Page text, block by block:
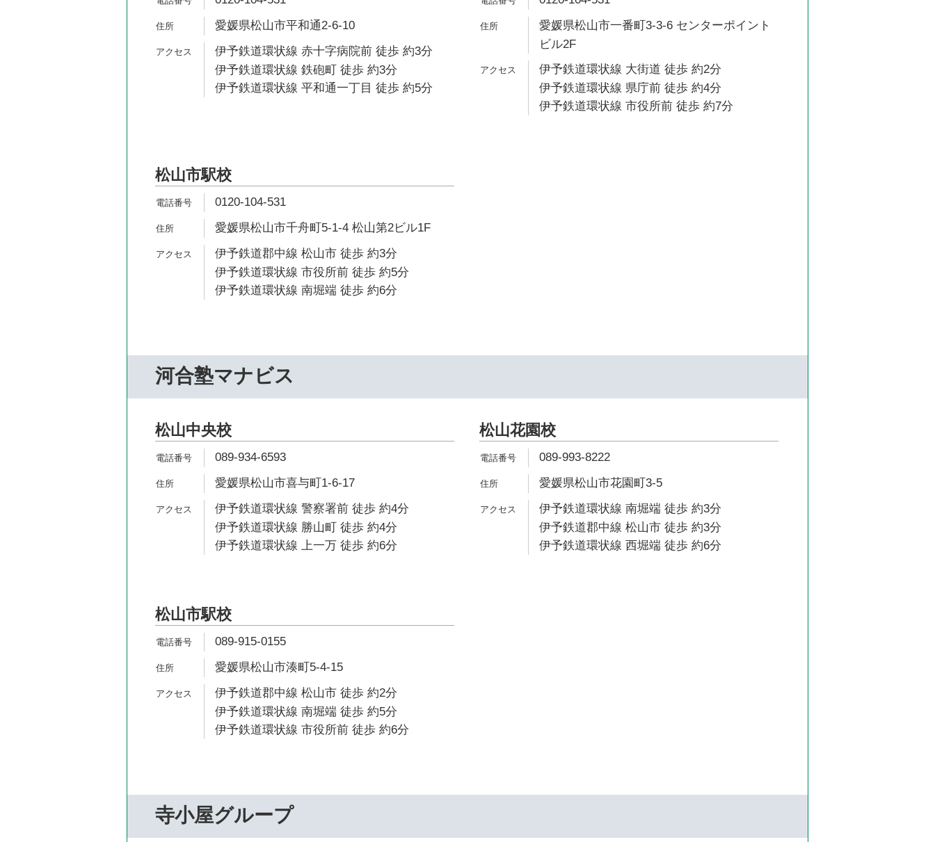
愛媛県松山市平和通2-6-10
伊予鉄道環状線 赤十字病院前 徒歩 約3分
伊予鉄道環状線 鉄砲町 徒歩 約3分
伊予鉄道環状線 平和通一丁目 徒歩 約5分
愛媛県松山市一番町3-3-6 センターポイント
ビル2F
伊予鉄道環状線 大街道 徒歩 約2分
伊予鉄道環状線 県庁前 徒歩 約4分
伊予鉄道環状線 市役所前 徒歩 約7分
松山市駅校
0120-104-531
愛媛県松山市千舟町5-1-4 松山第2ビル1F
伊予鉄道郡中線 松山市 徒歩 約3分
伊予鉄道環状線 市役所前 徒歩 約5分
伊予鉄道環状線 南堀端 徒歩 約6分
河合塾マナビス
松山中央校
089-934-6593
愛媛県松山市喜与町1-6-17
伊予鉄道環状線 警察署前 徒歩 約4分
伊予鉄道環状線 勝山町 徒歩 約4分
伊予鉄道環状線 上一万 徒歩 約6分
松山花園校
089-993-8222
愛媛県松山市花園町3-5
伊予鉄道環状線 南堀端 徒歩 約3分
伊予鉄道郡中線 松山市 徒歩 約3分
伊予鉄道環状線 西堀端 徒歩 約6分
松山市駅校
089-915-0155
愛媛県松山市湊町5-4-15
伊予鉄道郡中線 松山市 徒歩 約2分
伊予鉄道環状線 南堀端 徒歩 約5分
伊予鉄道環状線 市役所前 徒歩 約6分
寺小屋グループ